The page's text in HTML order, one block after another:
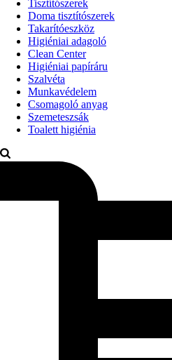
Tisztítószerek
Doma tisztítószerek
Takarítóeszköz
Higiéniai adagoló
Clean Center
Higiéniai papíráru
Szalvéta
Munkavédelem
Csomagoló anyag
Szemeteszsák
Toalett higiénia